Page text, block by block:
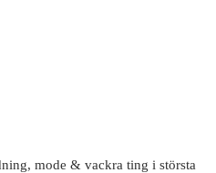
mode & vackra ting i största